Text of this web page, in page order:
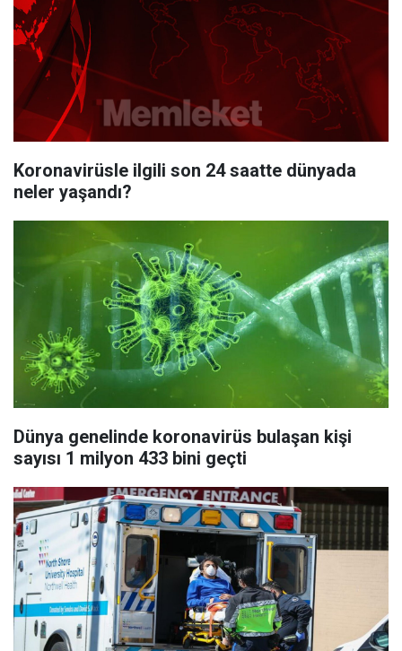
Koronavirüsle ilgili son 24 saatte dünyada
neler yaşandı?
Dünya genelinde koronavirüs bulaşan kişi
sayısı 1 milyon 433 bini geçti